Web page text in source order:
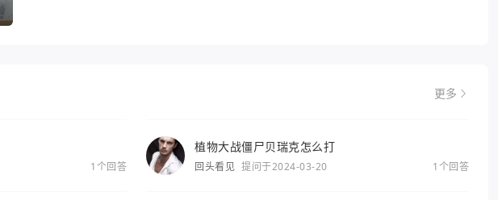
更多
1个回答
植物大战僵尸贝瑞克怎么打
回头看见 提问于2024-03-20 1个回答